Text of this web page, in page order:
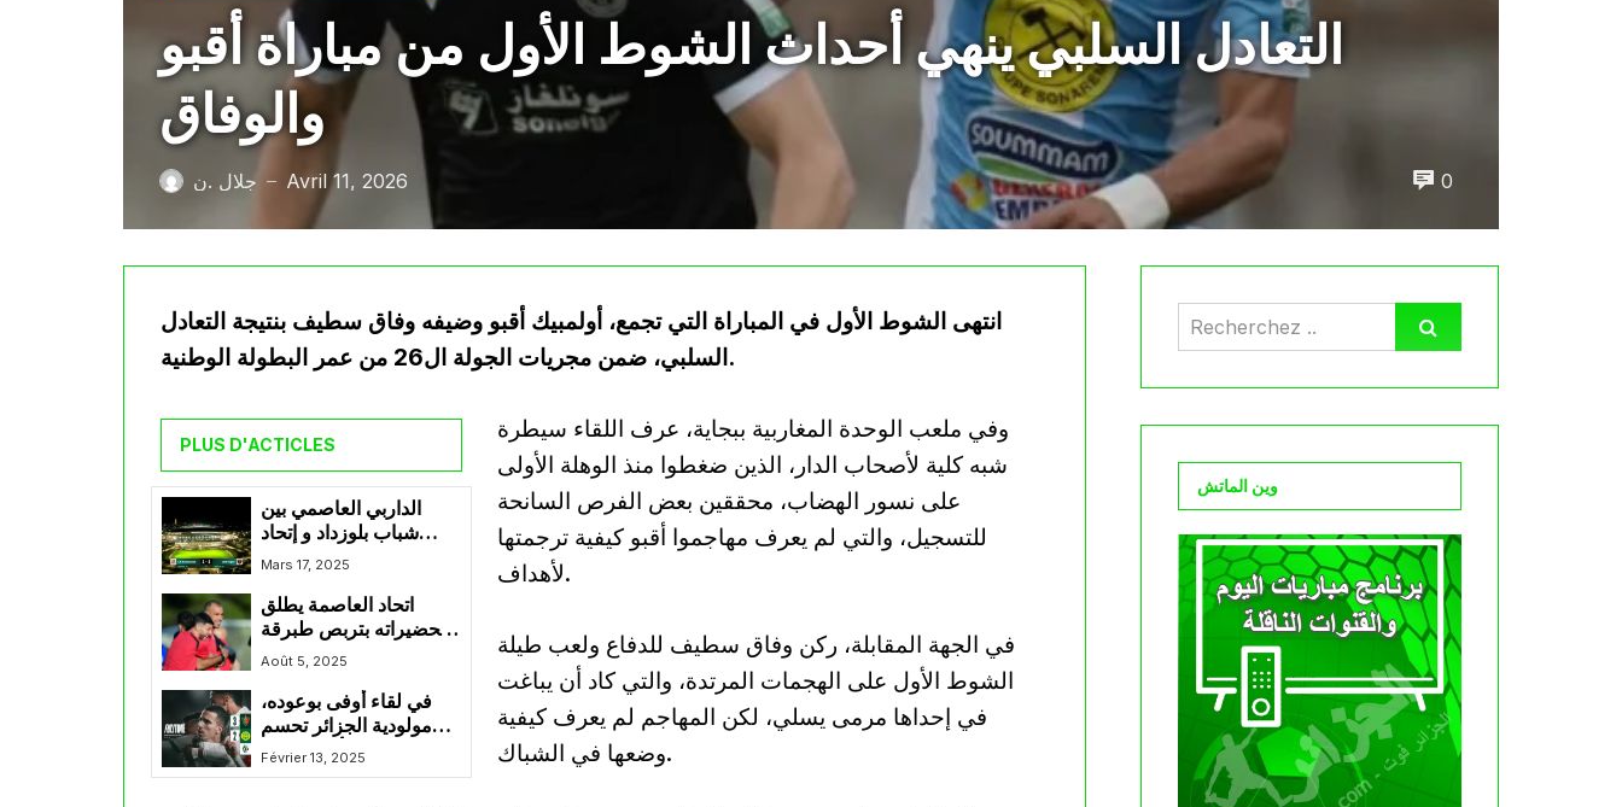
التعادل السلبي ينهي أحداث الشوط الأول من مباراة أقبو
والوفاق
جلال .ن — Avril 11, 2026 0
انتهى الشوط الأول في المباراة التي تجمع، أولمبيك أقبو وضيفه وفاق سطيف بنتيجة التعادل
السلبي، ضمن مجريات الجولة ال26 من عمر البطولة الوطنية.
PLUS D'ACTICLES
الداربي العاصمي بين
شباب بلوزداد و إتحاد
العاصمة ينتهي بالتعادل
Mars 17, 2025
اتحاد العاصمة يطلق
تحضيراته بتربص طبرقة
التونسية
Août 5, 2025
في لقاء أوفى بوعوده،
مولودية الجزائر تحسم
الكلاسيكو أمام شبيبة
القبائل
Février 13, 2025
وفي ملعب الوحدة المغاربية ببجاية، عرف اللقاء سيطرة
شبه كلية لأصحاب الدار، الذين ضغطوا منذ الوهلة الأولى
على نسور الهضاب، محققين بعض الفرص السانحة
للتسجيل، والتي لم يعرف مهاجموا أقبو كيفية ترجمتها
لأهداف.
في الجهة المقابلة، ركن وفاق سطيف للدفاع ولعب طيلة
الشوط الأول على الهجمات المرتدة، والتي كاد أن يباغت
في إحداها مرمى يسلي، لكن المهاجم لم يعرف كيفية
وضعها في الشباك.
وين الماتش